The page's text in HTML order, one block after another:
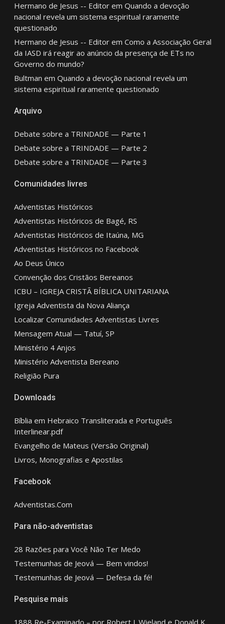
Hermano de Jesus -- Editorem Quando a devoção
nacional revela um sistema espiritual raramente
questionado
Hermano de Jesus -- Editorem Como a Associação Geral
da IASD irá reagir ao anúncio da presença de ETs no
Governo do mundo?
Bultman em Quando a devoção nacional revela um
sistema espiritual raramente questionado
Arquivo
Debate sobre a TRINDADE — Parte 1
Debate sobre a TRINDADE — Parte 2
Debate sobre a TRINDADE — Parte 3
Comunidades livres
Adventistas Históricos
Adventistas Históricos de Bagé, RS
Adventistas Históricos de Itaúna, MG
Adventistas Históricos no Facebook
Ao Deus Único
Convenção dos Cristãos Bereanos
ICBU – IGREJA CRISTÃ BÍBLICA UNITARIANA
Igreja Adventista da Nova Aliança
Localizar Comunidades Adventistas Livres
Mensagem Atual — Tatuí, SP
Ministério 4 Anjos
Ministério Adventista Bereano
Religião Pura
Downloads
Bíblia em Hebraico Transliterada e Português
Interlinear.pdf
Evangelho de Mateus (Versão Original)
Livros, Monografias e Apostilas
Facebook
Adventistas.Com
Para não-adventistas
28 Razões para Você Não Ter Medo
Testemunhas de Jeová — Bem vindos!
Testemunhas de Jeová — Defesa da fé!
Pesquise mais